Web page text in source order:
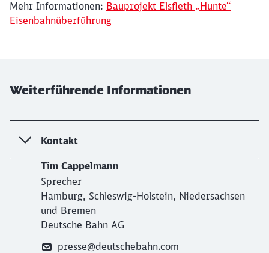
Mehr Informationen: Bauprojekt Elsfleth „Hunte“
Eisenbahnüberführung
Weiterführende Informationen
Kontakt
Tim Cappelmann
Sprecher
Hamburg, Schleswig-Holstein, Niedersachsen
und Bremen
Deutsche Bahn AG
presse@deutschebahn.com